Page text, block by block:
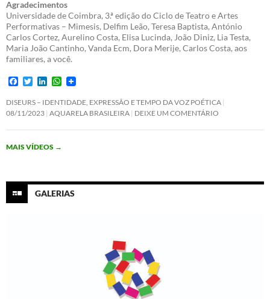
Agradecimentos
Universidade de Coimbra, 3.ª edição do Ciclo de Teatro e Artes
Performativas – Mimesis, Delfim Leão, Teresa Baptista, António
Carlos Cortez, Aurelino Costa, Elisa Lucinda, João Diniz, Lia Testa,
Maria João Cantinho, Vanda Ecm, Dora Merije, Carlos Costa, aos
familiares, a você.
F
c
e
b
o
k
T
i
t
t
e
n
k
e
d
n
W
a
t
s
A
DISEURS – IDENTIDADE, EXPRESSÃO E TEMPO DA VOZ POÉTICA
08/11/2023 AQUARELA BRASILEIRA DEIXE UM COMENTÁRIO
MAIS VÍDEOS →
GALERIAS